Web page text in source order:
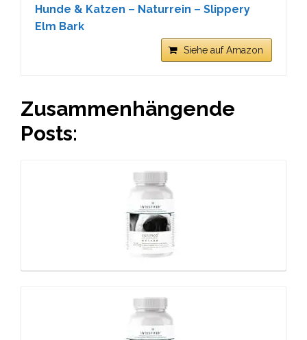
Hunde & Katzen – Naturrein – Slippery
Elm Bark
Siehe auf Amazon
Zusammenhängende
Posts: